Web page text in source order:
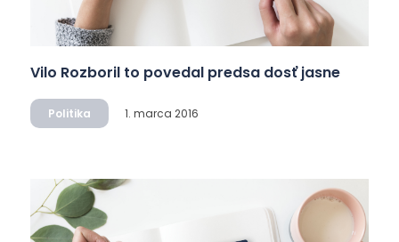
Vilo Rozboril to povedal predsa dosť jasne
Politika 1. marca 2016